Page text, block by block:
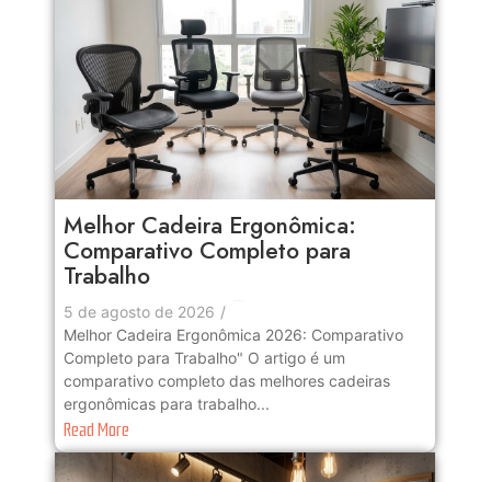
Melhor Cadeira Ergonômica:
Comparativo Completo para
Trabalho
5 de agosto de 2026 /
Melhor Cadeira Ergonômica 2026: Comparativo
Completo para Trabalho" O artigo é um
comparativo completo das melhores cadeiras
ergonômicas para trabalho...
Read More